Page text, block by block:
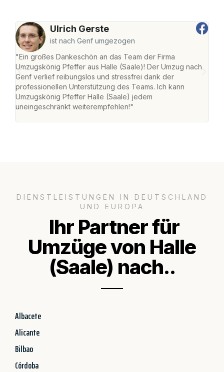
Ulrich Gerste
ist nach Genf umgezogen
"Ein großes Dankeschön an das Team der Firma
Umzugskönig Pfeffer aus Halle (Saale)! Der Umzug nach
Genf verlief reibungslos und stressfrei dank der
professionellen Unterstützung des Teams. Ich kann
Umzugskönig Pfeffer Halle (Saale) jedem
uneingeschränkt weiterempfehlen!"
DIENSTLEISTUNGEN IN DEUTSCHLAND
UND EUROPA
Ihr Partner für
Umzüge von Halle
(Saale) nach..
Albacete
Alicante
Bilbao
Córdoba